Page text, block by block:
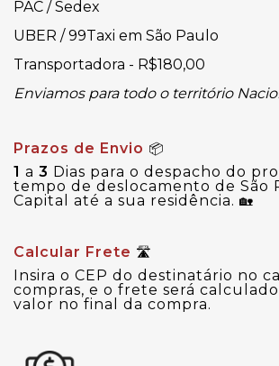
PAC / Sedex
UBER / 99Taxi em São Paulo
Transportadora - R$180,00
Enviamos para todo o território
Prazos de Envio 📦
1 a 3 Dias para o despacho do
tempo de deslocamento de São
Capital até a sua residência. 🏡
Calcular Frete 🛣
Insira o CEP do destinatário no
compras, e o frete será
valor no final da compra.